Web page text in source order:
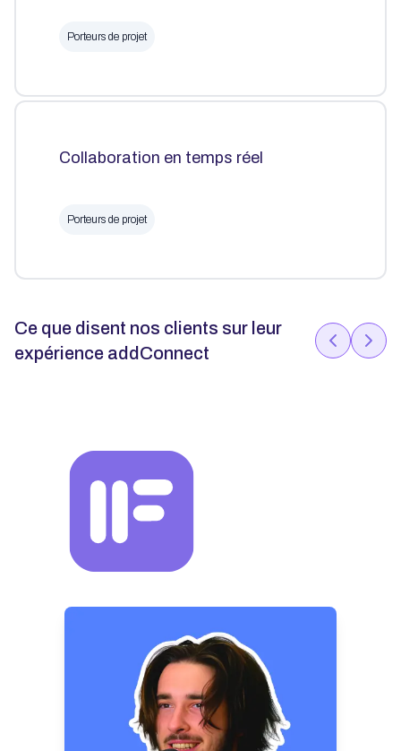
Porteurs de projet
Collaboration en temps réel
Porteurs de projet
Ce que disent nos clients sur leur
expérience addConnect